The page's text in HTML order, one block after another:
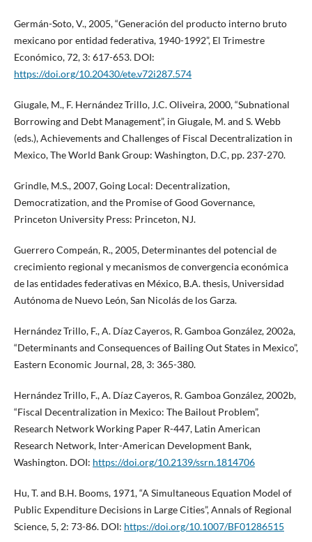
Germán-Soto, V., 2005, “Generación del producto interno bruto
mexicano por entidad federativa, 1940-1992”, El Trimestre
Económico, 72, 3: 617-653. DOI:
https://doi.org/10.20430/ete.v72i287.574
Giugale, M., F. Hernández Trillo, J.C. Oliveira, 2000, “Subnational
Borrowing and Debt Management”, in Giugale, M. and S. Webb
(eds.), Achievements and Challenges of Fiscal Decentralization in
Mexico, The World Bank Group: Washington, D.C, pp. 237-270.
Grindle, M.S., 2007, Going Local: Decentralization,
Democratization, and the Promise of Good Governance,
Princeton University Press: Princeton, NJ.
Guerrero Compeán, R., 2005, Determinantes del potencial de
crecimiento regional y mecanismos de convergencia económica
de las entidades federativas en México, B.A. thesis, Universidad
Autónoma de Nuevo León, San Nicolás de los Garza.
Hernández Trillo, F., A. Díaz Cayeros, R. Gamboa González, 2002a,
“Determinants and Consequences of Bailing Out States in Mexico”,
Eastern Economic Journal, 28, 3: 365-380.
Hernández Trillo, F., A. Díaz Cayeros, R. Gamboa González, 2002b,
“Fiscal Decentralization in Mexico: The Bailout Problem”,
Research Network Working Paper R-447, Latin American
Research Network, Inter-American Development Bank,
Washington. DOI: https://doi.org/10.2139/ssrn.1814706
Hu, T. and B.H. Booms, 1971, “A Simultaneous Equation Model of
Public Expenditure Decisions in Large Cities”, Annals of Regional
Science, 5, 2: 73-86. DOI: https://doi.org/10.1007/BF01286515